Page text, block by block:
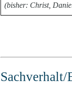
(bisher: Christ,
Sachverhalt/